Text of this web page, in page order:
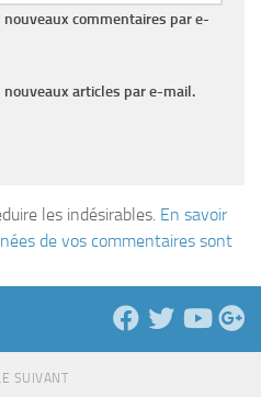
commentaires par e-
articles par e-mail.
les indésirables. En savoir
de vos commentaires sont
SUIVANT